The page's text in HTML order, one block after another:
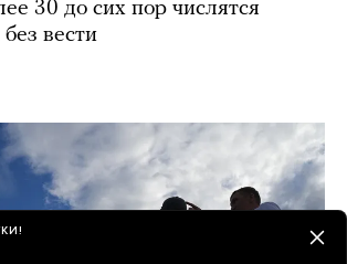
30 до сих пор числятся
вести